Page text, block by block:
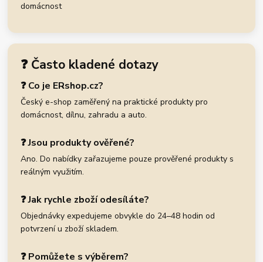
domácnost
❓ Často kladené dotazy
❓ Co je ERshop.cz?
Český e-shop zaměřený na praktické produkty pro
domácnost, dílnu, zahradu a auto.
❓ Jsou produkty ověřené?
Ano. Do nabídky zařazujeme pouze prověřené produkty s
reálným využitím.
❓ Jak rychle zboží odesíláte?
Objednávky expedujeme obvykle do 24–48 hodin od
potvrzení u zboží skladem.
❓ Pomůžete s výběrem?